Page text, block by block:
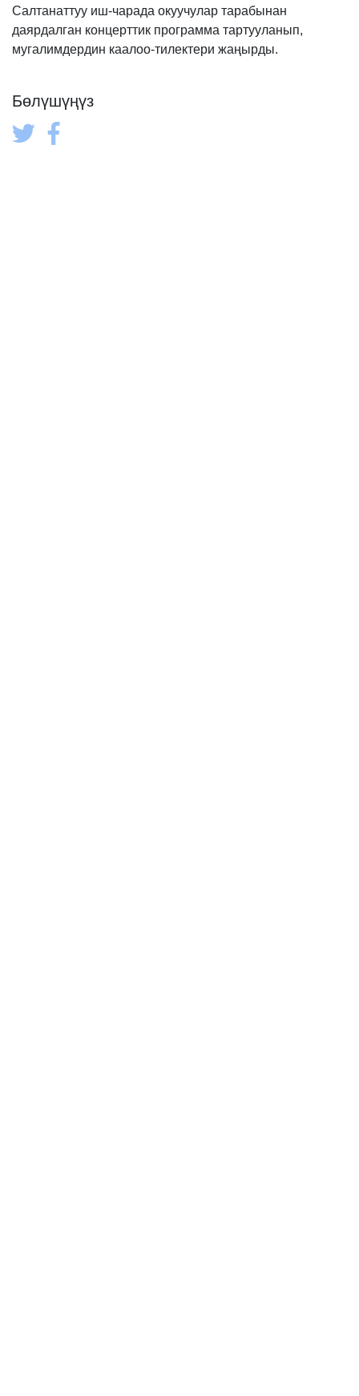
Салтанаттуу иш-чарада окуучулар тарабынан
даярдалган концерттик программа тартууланып,
мугалимдердин каалоо-тилектери жаңырды.
Бөлүшүңүз